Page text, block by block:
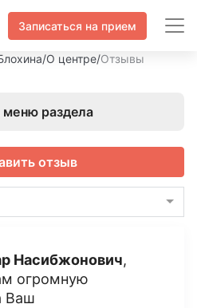
Записаться на прием
/О центре/Отзывы
раздела
отзыв
Насибжонович,
огромную
Ваш